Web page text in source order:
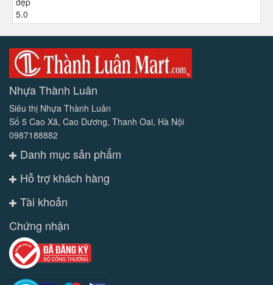
Nhựa Thành Luân
Siêu thị Nhựa Thành Luân
Số 5 Cao Xã, Cao Dương, Thanh Oai, Hà Nội
0987188882
Danh mục sản phẩm
Hỗ trợ khách hàng
Tài khoản
Chứng nhận